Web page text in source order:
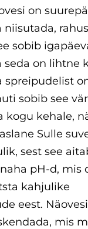
on
sobib
seda on lihtne
spreipudelist
sobib see
kogu kehale,
Sulle
sest see
pH-d, mis
kahjulike
eest.
mis